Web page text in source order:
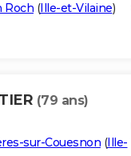
Roch (Ille-et-Vilaine)
(79 ans)
sur-Couesnon (Ille-